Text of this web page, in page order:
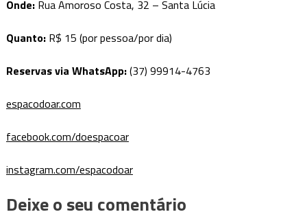
Onde: Rua Amoroso Costa, 32 – Santa Lúcia
Quanto:R$ 15 (por pessoa/por dia)
Reservas via WhatsApp:(37) 99914-4763
espacodoar.com
facebook.com/doespacoar
instagram.com/espacodoar
Deixe o seu comentário